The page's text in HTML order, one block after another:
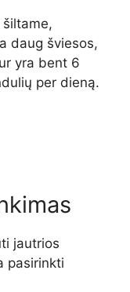
daug šviesos,
yra bent 6
per dieną.
jautrios
pasirinkti